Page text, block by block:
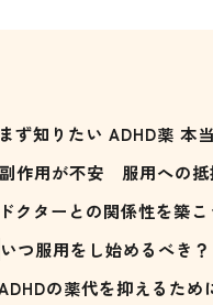
まず知りたい ADHD薬 本
副作用が不安 服用への抵
ドクターとの関係性を築こ
いつ服用をし始めるべき？
の薬代を抑えるため